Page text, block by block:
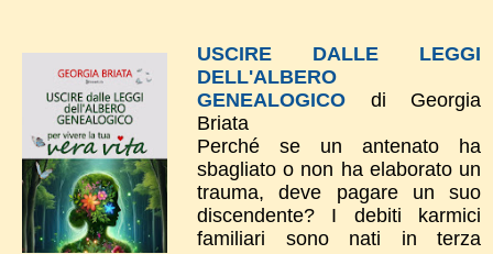
USCIRE DALLE LEGGI
DELL'ALBERO
GENEALOGICO di Georgia
Briata
Perché se un antenato ha
sbagliato o non ha elaborato un
trauma, deve pagare un suo
discendente? I debiti karmici
familiari sono nati in terza